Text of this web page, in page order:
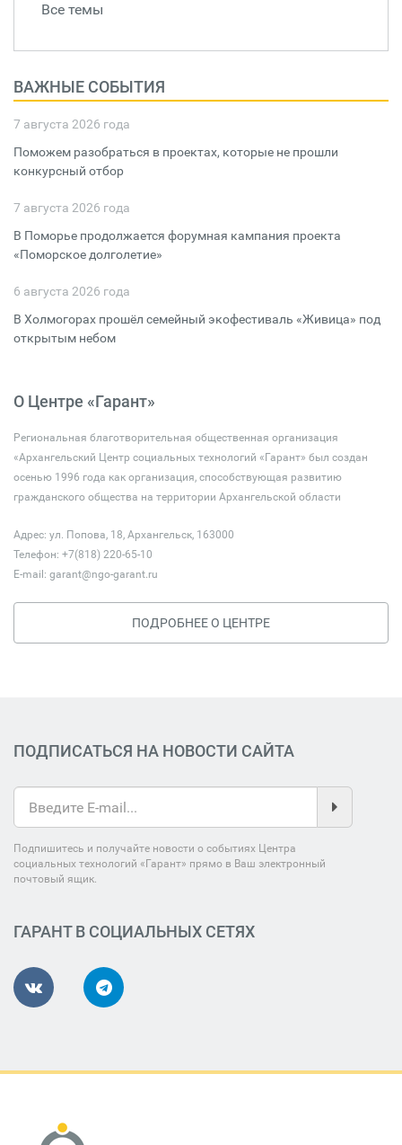
Все темы
ВАЖНЫЕ СОБЫТИЯ
7 августа 2026 года
Поможем разобраться в проектах, которые не прошли
конкурсный отбор
7 августа 2026 года
В Поморье продолжается форумная кампания проекта
«Поморское долголетие»
6 августа 2026 года
В Холмогорах прошёл семейный экофестиваль «Живица» под
открытым небом
О Центре «Гарант»
Региональная благотворительная общественная организация
«Архангельский Центр социальных технологий «Гарант» был создан
осенью 1996 года как организация, способствующая развитию
гражданского общества на территории Архангельской области
Адрес: ул. Попова, 18, Архангельск, 163000
Телефон: +7(818) 220-65-10
E-mail: garant@ngo-garant.ru
ПОДРОБНЕЕ О ЦЕНТРЕ
ПОДПИСАТЬСЯ НА НОВОСТИ САЙТА
Подпишитесь и получайте новости о событиях Центра
социальных технологий «Гарант» прямо в Ваш электронный
почтовый ящик.
ГАРАНТ В СОЦИАЛЬНЫХ СЕТЯХ